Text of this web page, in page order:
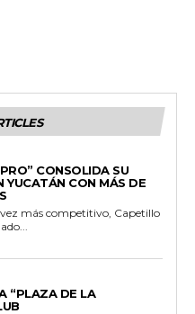
CONSOLIDA SU
YUCATÁN CON MÁS DE
más competitivo, Capetillo
“PLAZA DE LA